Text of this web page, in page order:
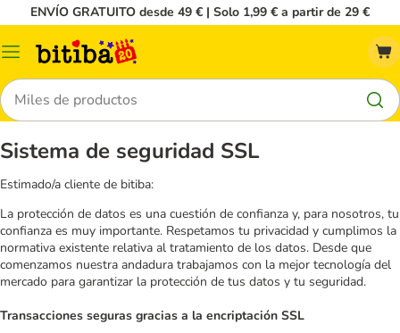
ENVÍO GRATUITO desde 49 € | Solo 1,99 € a partir de 29 €
Menú
Buscar
Sistema de seguridad SSL
Estimado/a cliente de bitiba:
La protección de datos es una cuestión de confianza y, para nosotros, tu
confianza es muy importante. Respetamos tu privacidad y cumplimos la
normativa existente relativa al tratamiento de los datos. Desde que
comenzamos nuestra andadura trabajamos con la mejor tecnología del
mercado para garantizar la protección de tus datos y tu seguridad.
Transacciones seguras gracias a la encriptación SSL